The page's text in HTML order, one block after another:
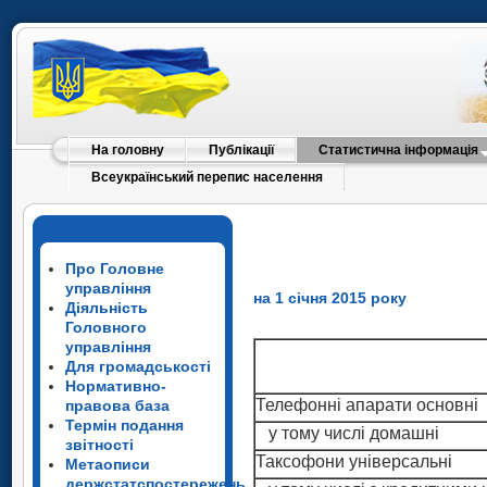
На головну Публікації
Статистична інформація
Всеукраїнський перепис населення
Про Головне
управління
Діяльність
Головного
управління
Для громадськості
Нормативно-
правова база
Термін подання
звітності
Метаописи
на 1 січня 2015 року
Телефонні апарати основні
у тому числі домашні
Таксофони універсальні
Телефонні апарати основні
у тому числі домашні
Телефонні апарати основні
у тому числі домашні